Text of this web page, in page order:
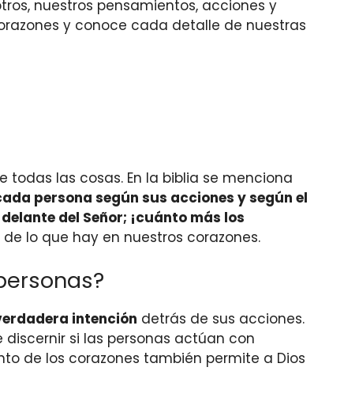
nuestros pensamientos, acciones y
y conoce cada detalle de nuestras
las cosas. En la biblia se menciona
persona según sus acciones y según el
del Señor; ¡cuánto más los
lo que hay en nuestros corazones.
intención detrás de sus acciones.
si las personas actúan con
de los corazones también permite a Dios